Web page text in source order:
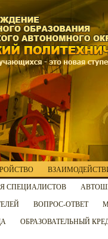
СПЕЦИАЛИСТОВ
ВОПРОС-ОТВЕТ
ОБРАЗОВАТЕЛЬНЫЙ